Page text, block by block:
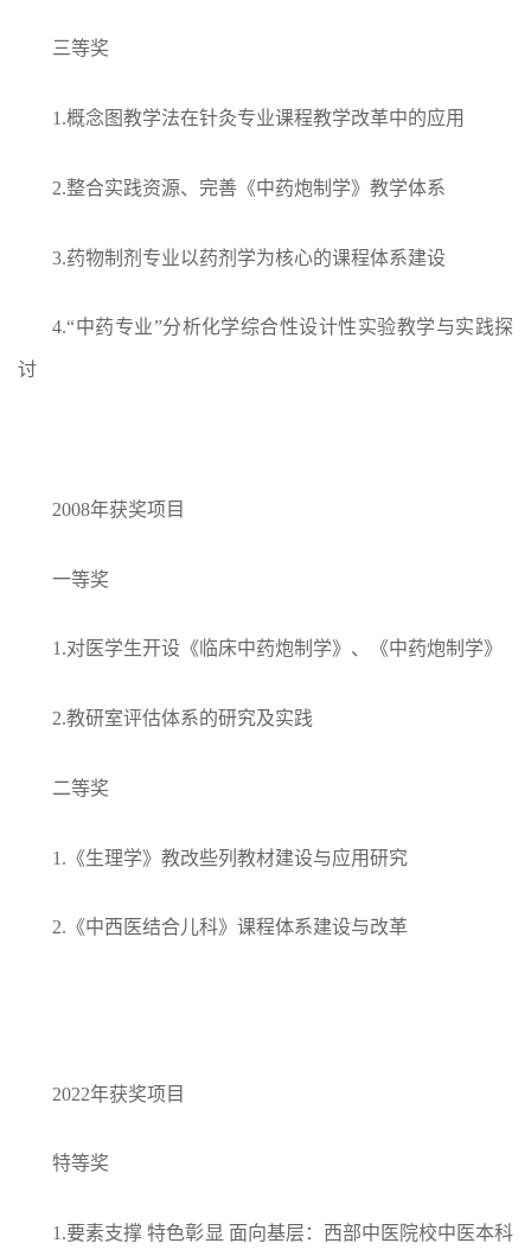
三等奖
1.概念图教学法在针灸专业课程教学改革中的应用
2.整合实践资源、完善《中药炮制学》教学体系
3.药物制剂专业以药剂学为核心的课程体系建设
4.“中药专业”分析化学综合性设计性实验教学与实践探
讨
2008年获奖项目
一等奖
1.对医学生开设《临床中药炮制学》、《中药炮制学》
2.教研室评估体系的研究及实践
二等奖
1. 《生理学》教改些列教材建设与应用研究
2. 《中西医结合儿科》课程体系建设与改革
2022年获奖项目
特等奖
1.要素支撑 特色彰显 面向基层：西部中医院校中医本科